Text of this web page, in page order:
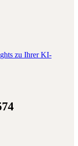
zu Ihrer KI-